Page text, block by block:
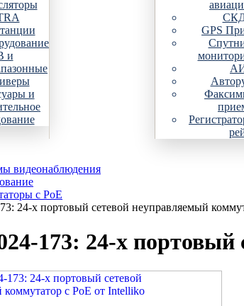
и
и
GPS
видеонаблюдения
с PoE
24-х портовый сетевой неуправляемый
173: 24-х